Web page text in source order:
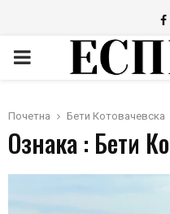
PRIMARY
Почетна Бети Котовачевска
Ознака : Бети